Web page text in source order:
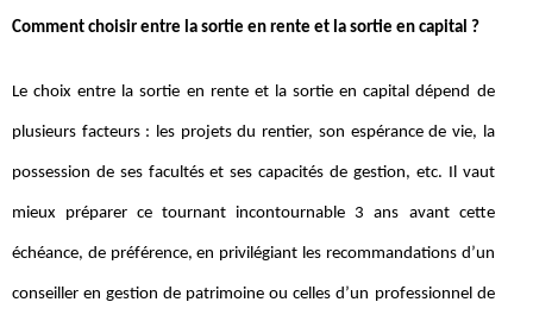
Comment choisir entre la sortie en rente et la sortie en capital ?
Le choix entre la sortie en rente et la sortie en capital dépend de
plusieurs facteurs : les projets du rentier, son espérance de vie, la
possession de ses facultés et ses capacités de gestion, etc. Il vaut
mieux préparer ce tournant incontournable 3 ans avant cette
échéance, de préférence, en privilégiant les recommandations d’un
conseiller en gestion de patrimoine ou celles d’un professionnel de